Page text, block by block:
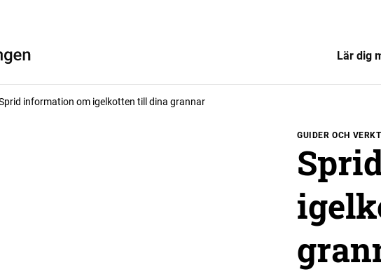
Lär dig
information om igelkotten till dina grannar
GUIDER OCH